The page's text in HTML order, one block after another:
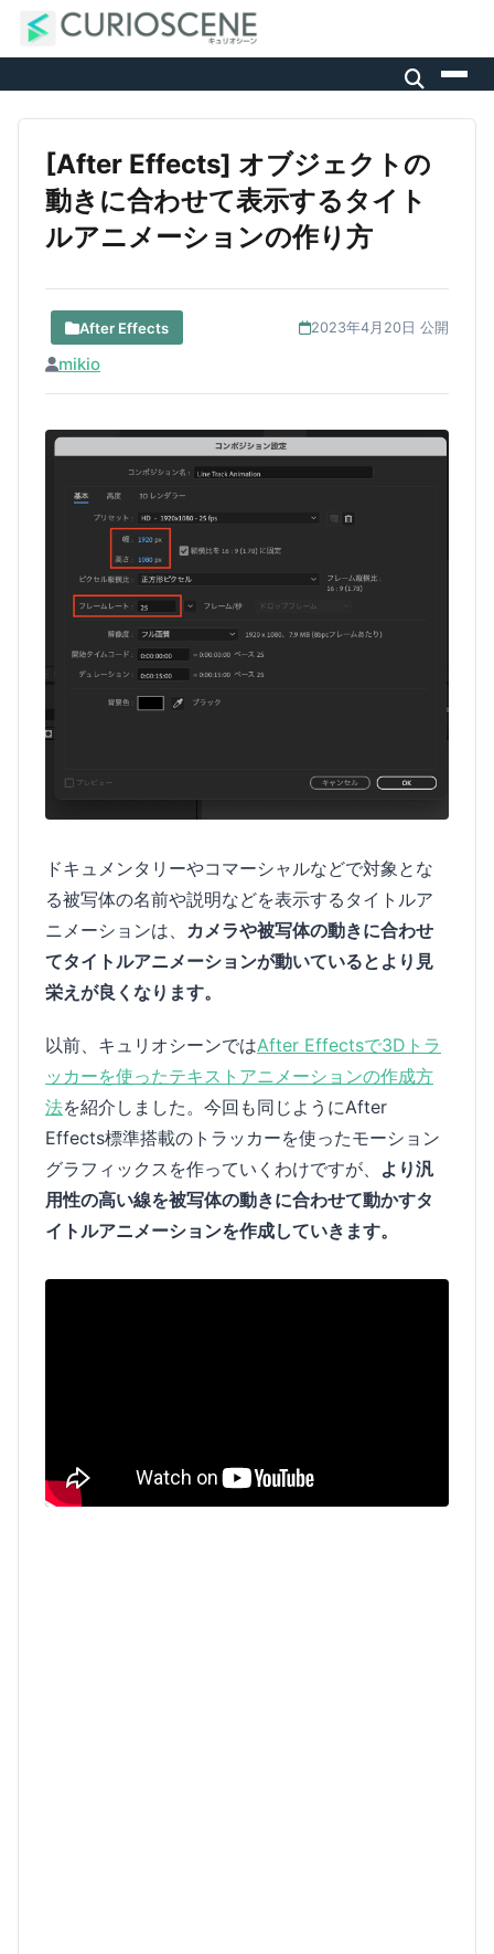
[After Effects] オブジェクトの
動きに合わせて表示するタイト
ルアニメーションの作り方
After Effects 2023年4月20日 公開
mikio
ドキュメンタリーやコマーシャルなどで対象とな
る被写体の名前や説明などを表示するタイトルア
ニメーションは、 カメラや被写体の動きに合わせ
てタイトルアニメーションが動いているとより見
栄えが良くなります。
以前、キュリオシーンではAfter Effectsで3Dトラ
ッカーを使ったテキストアニメーションの作成方
法を紹介しました。今回も同じようにAfter
Effects標準搭載のトラッカーを使ったモーション
グラフィックスを作っていくわけですが、 より汎
用性の高い線を被写体の動きに合わせて動かすタ
イトルアニメーションを作成していきます。